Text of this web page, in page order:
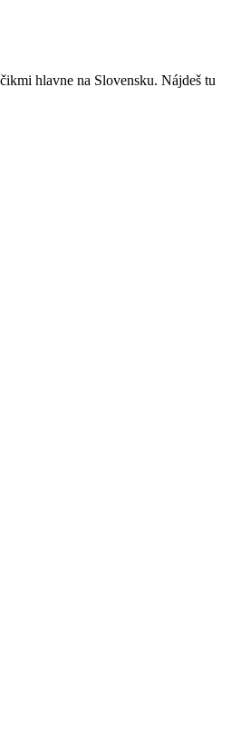
hlavne na Slovensku. Nájdeš tu